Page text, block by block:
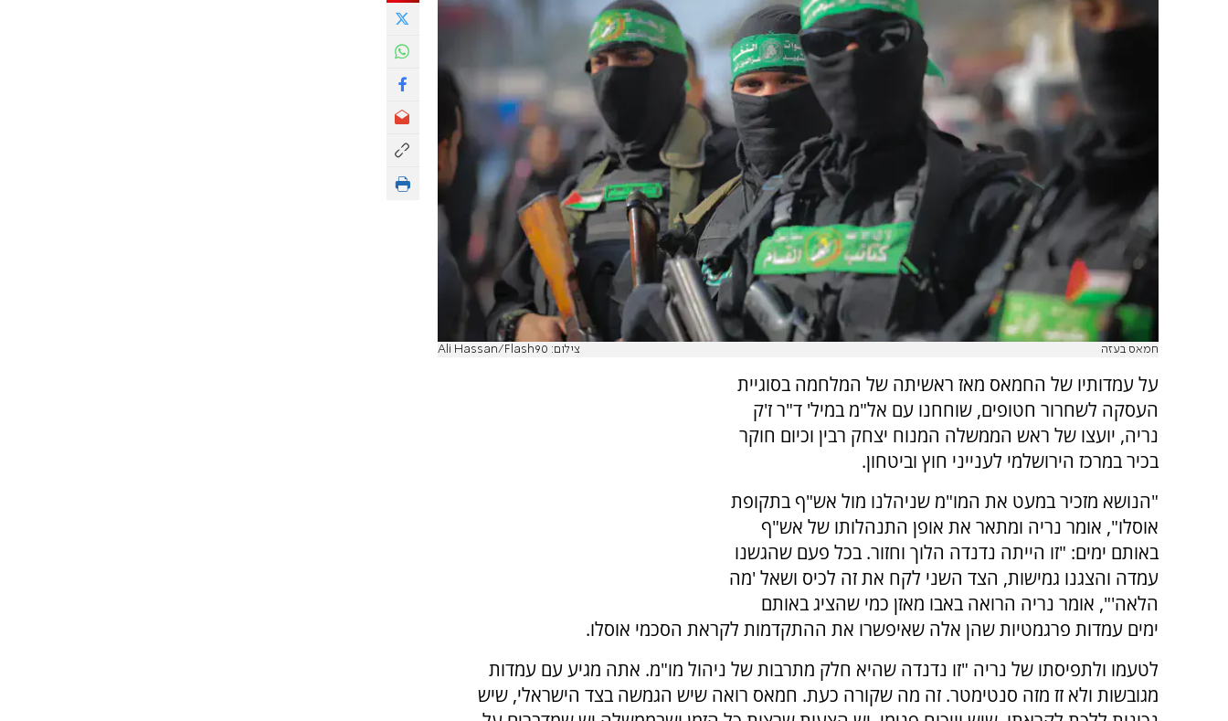
חמאס בעזה צילום: Ali Hassan/Flash90
על עמדותיו של החמאס מאז ראשיתה של המלחמה בסוגיית
העסקה לשחרור חטופים, שוחחנו עם אל"מ במיל' ד"ר ז'ק
נריה, יועצו של ראש הממשלה המנוח יצחק רבין וכיום חוקר
בכיר במרכז הירושלמי לענייני חוץ וביטחון.
"הנושא מזכיר במעט את המו"מ שניהלנו מול אש"ף בתקופת
אוסלו", אומר נריה ומתאר את אופן התנהלותו של אש"ף
באותם ימים: "זו הייתה נדנדה הלוך וחזור. בכל פעם שהגשנו
עמדה והצגנו גמישות, הצד השני לקח את זה לכיס ושאל 'מה
הלאה'", אומר נריה הרואה באבו מאזן כמי שהציג באותם
ימים עמדות פרגמטיות שהן אלה שאיפשרו את ההתקדמות לקראת הסכמי אוסלו.
לטעמו ולתפיסתו של נריה "זו נדנדה שהיא חלק מתרבות של ניהול מו"מ. אתה מגיע עם עמדות
מגובשות ולא זז מזה סנטימטר. זה מה שקורה כעת. חמאס רואה שיש הגמשה בצד הישראלי, שיש